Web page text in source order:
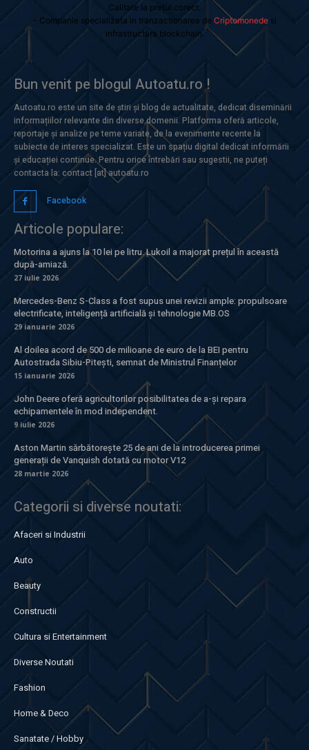
Calitate la prețul corect.
- Companie specializata in tranzactionarea de Criptomonedesi
infrastructura blockchain.
Bun venit pe blogul Autoatu.ro !
Autoatu.ro este un site de știri și blog de actualitate, dedicat diseminării
informațiilor relevante din diverse domenii. Platforma oferă articole,
reportaje și analize pe teme variate, de la evenimente recente la
subiecte de interes specializat. Este un spațiu digital dedicat informării
și educației continue. Pentru orice întrebări sau sugestii, ne puteți
contacta la: contact [at] autoatu.ro
Facebook
Articole populare:
Motorina a ajuns la 10 lei pe litru. Lukoil a majorat prețul în această
după-amiază.
27 iulie 2026
Mercedes-Benz S-Class a fost supus unei revizii ample: propulsoare
electrificate, inteligență artificială și tehnologie MB.OS
29 ianuarie 2026
Al doilea acord de 500 de milioane de euro de la BEI pentru
Autostrada Sibiu-Pitești, semnat de Ministrul Finanțelor
15 ianuarie 2026
John Deere oferă agricultorilor posibilitatea de a-și repara
echipamentele în mod independent.
9 iulie 2026
Aston Martin sărbătorește 25 de ani de la introducerea primei
generații de Vanquish dotată cu motor V12
28 martie 2026
Categorii si diverse noutati:
Afaceri si Industrii
Auto
Beauty
Constructii
Cultura si Entertainment
Diverse Noutati
Fashion
Home & Deco
Sanatate / Hobby